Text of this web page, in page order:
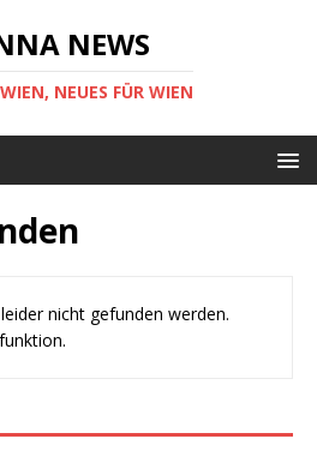
NEWS
NEUES FÜR WIEN
nicht gefunden werden.